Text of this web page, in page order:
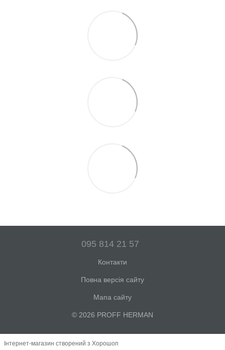
095 814 21 57
Контакти
Повна версія сайту
Мапа сайту
© 2026 PROFF HERMAN
Інтернет-магазин створений з Хорошоп